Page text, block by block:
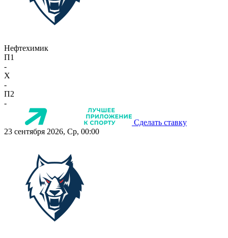
Нефтехимик
П1
-
X
-
П2
-
Сделать ставку
23 сентября 2026, Ср, 00:00